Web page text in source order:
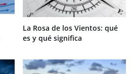
La Rosa de los Vientos: qué
es y qué significa